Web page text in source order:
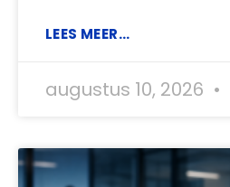
LEES MEER...
augustus 10, 2026